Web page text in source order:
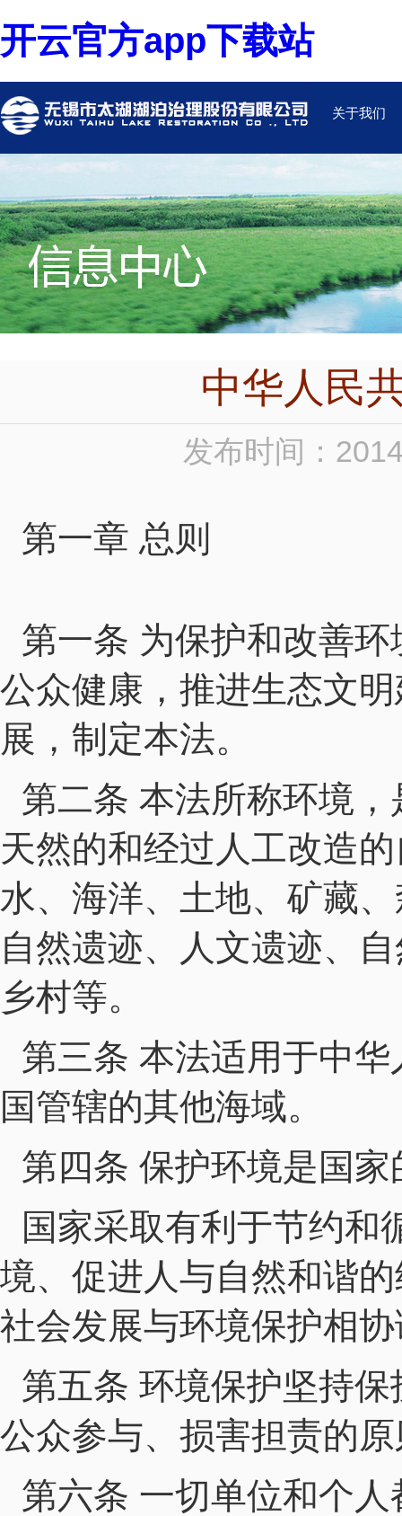
开云官方app下载站
关于我们
中华人民
发布时间：
第一章 总则
第一条 为保护和改善
公众健康，推进生态文
展，制定本法。
第二条 本法所称环境
天然的和经过人工改造
水、海洋、土地、矿藏
自然遗迹、人文遗迹、
乡村等。
第三条 本法适用于中
国管辖的其他海域。
第四条 保护环境是国
国家采取有利于节约和
境、促进人与自然和谐
社会发展与环境保护相
第五条 环境保护坚持
公众参与、损害担责的
第六条 一切单位和个